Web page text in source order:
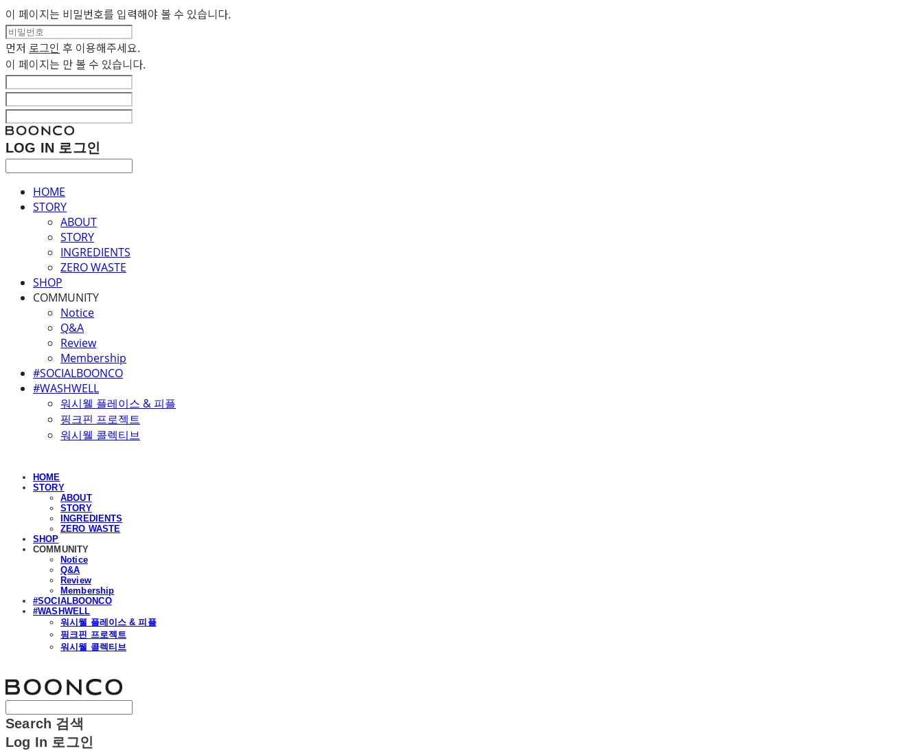
이 페이지는 비밀번호를 입력해야 볼 수 있습니다.
먼저 로그인 후 이용해주세요.
이 페이지는 만 볼 수 있습니다.
LOG IN 로그인
HOME
STORY
ABOUT
STORY
INGREDIENTS
ZERO WASTE
SHOP
COMMUNITY
Notice
Q&A
Review
Membership
#SOCIALBOONCO
#WASHWELL
워시웰 플레이스 & 피플
핑크핀 프로젝트
워시웰 콜렉티브
HOME
STORY
ABOUT
STORY
INGREDIENTS
ZERO WASTE
SHOP
COMMUNITY
Notice
Q&A
Review
Membership
#SOCIALBOONCO
#WASHWELL
워시웰 플레이스 & 피플
핑크핀 프로젝트
워시웰 콜렉티브
Search 검색
Log In 로그인